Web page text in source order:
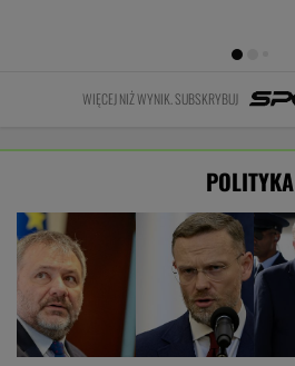
WIĘCEJ NIŻ WYNIK. SUBSKRYBUJ
POLITYKA